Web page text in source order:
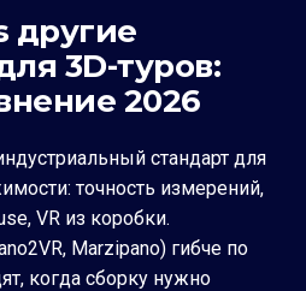
другие
3D-туров:
2026
стандарт для
точность измерений,
VR из коробки.
Marzipano) гибче по
когда сборку нужно